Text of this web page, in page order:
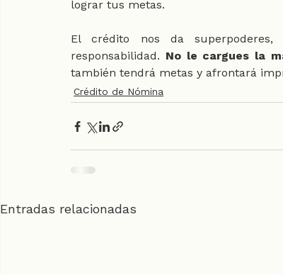
lograr tus metas.
El crédito nos da
responsabilidad. No le cargues la
también tendrá metas y afrontará
Crédito de Nómina
Entradas relacionadas